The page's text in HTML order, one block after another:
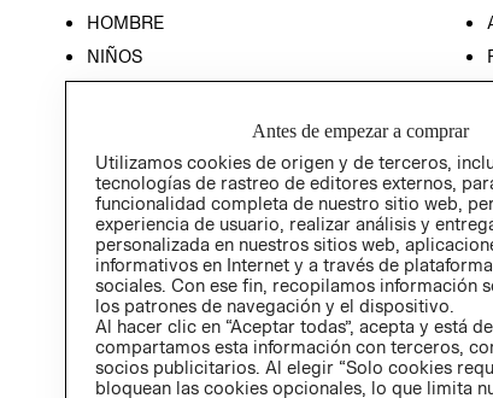
HOMBRE
NIÑOS
Antes de empezar a comprar
Utilizamos cookies de origen y de terceros,
tecnologías de rastreo de editores externos,
funcionalidad completa de nuestro sitio web,
experiencia de usuario, realizar análisis y
personalizada en nuestros sitios web,
informativos en Internet y a través de
sociales. Con ese fin, recopilamos información
los patrones de navegación y el dispositivo.
Al hacer clic en “Aceptar todas”, acepta y está
compartamos esta información con terceros,
socios publicitarios. Al elegir “Solo cookies
bloquean las cookies opcionales, lo que limita